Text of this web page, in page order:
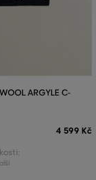
ARGYLE C-
4 599 Kč